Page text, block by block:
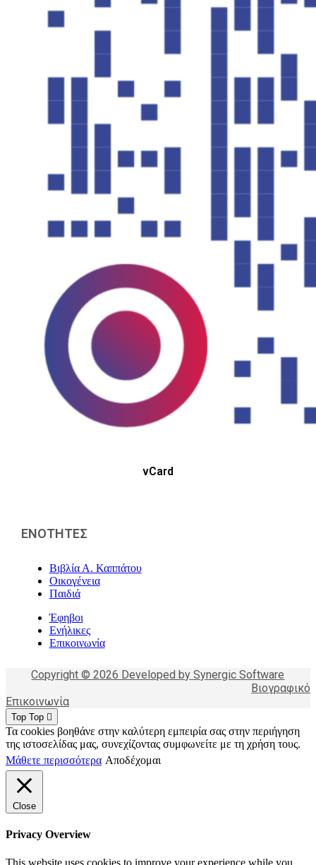
vCard
ΕΝΟΤΗΤΕΣ
Βιβλία Α. Καππάτου
Οικογένεια
Παιδιά
Έφηβοι
Ενήλικες
Επικοινωνία
Copyright © 2026 Developed by Synergic Software
Βιογραφικό
Επικοινωνία
Top Top
Τα cookies βοηθάνε στην καλύτερη εμπειρία σας στην περιήγηση
της ιστοσελίδας μας, συνεχίζοντας συμφωνείτε με τη χρήση τους.
Μάθετε περισσότερα Αποδέχομαι
Close
Privacy Overview
This website uses cookies to improve your experience while you